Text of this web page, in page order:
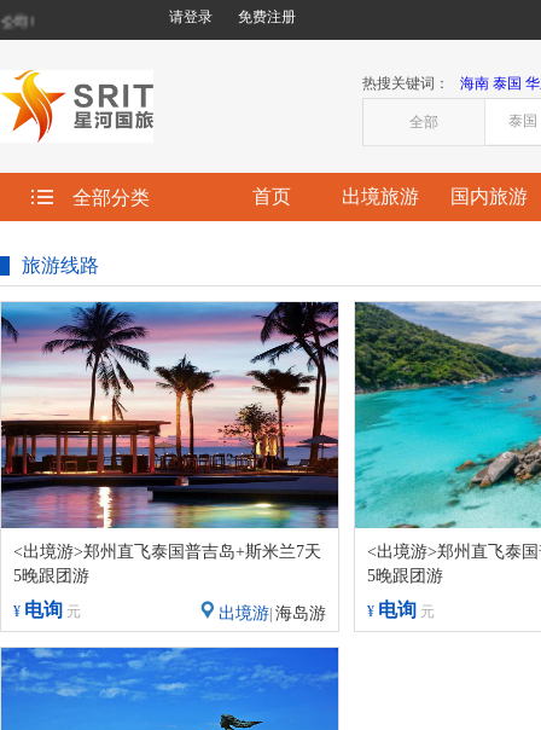
! 请登录 免费注册
热搜关键词： 海南 泰国
全部
全部分类 首页 出境旅游 国内旅游
旅游线路
<出境游>郑州直飞泰国普吉岛+斯米兰7天
5晚跟团游
出境游 海岛游
¥ 电询 元
<出境游>郑州直飞泰
5晚跟团游
¥ 电询 元